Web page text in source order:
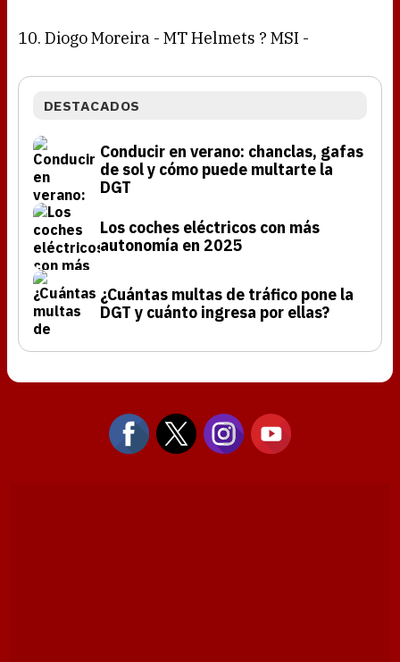
10. Diogo Moreira - MT Helmets ? MSI -
DESTACADOS
Conducir en verano: chanclas, gafas
de sol y cómo puede multarte la
DGT
Los coches eléctricos con más
autonomía en 2025
¿Cuántas multas de tráfico pone la
DGT y cuánto ingresa por ellas?